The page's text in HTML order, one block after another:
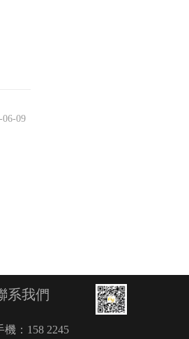
06-09
系我們
機： 158 2245